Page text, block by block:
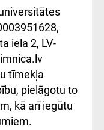
Східної
та співпраця з
iela 2, LV-
tīmekļa
pielāgotu to
kā arī iegūtu